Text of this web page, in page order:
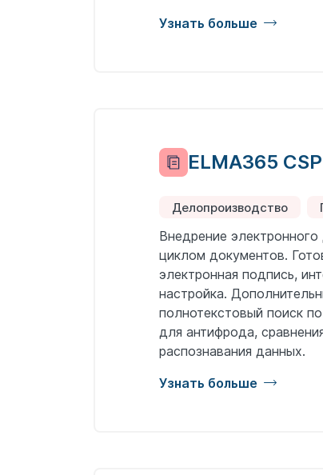
Узнать больше
ELMA365 CSP
Делопроизводство
Внедрение
циклом документов.
электронная подпись,
настройка.
полнотекстовый поиск
для антифрода,
распознавания данных.
Узнать больше